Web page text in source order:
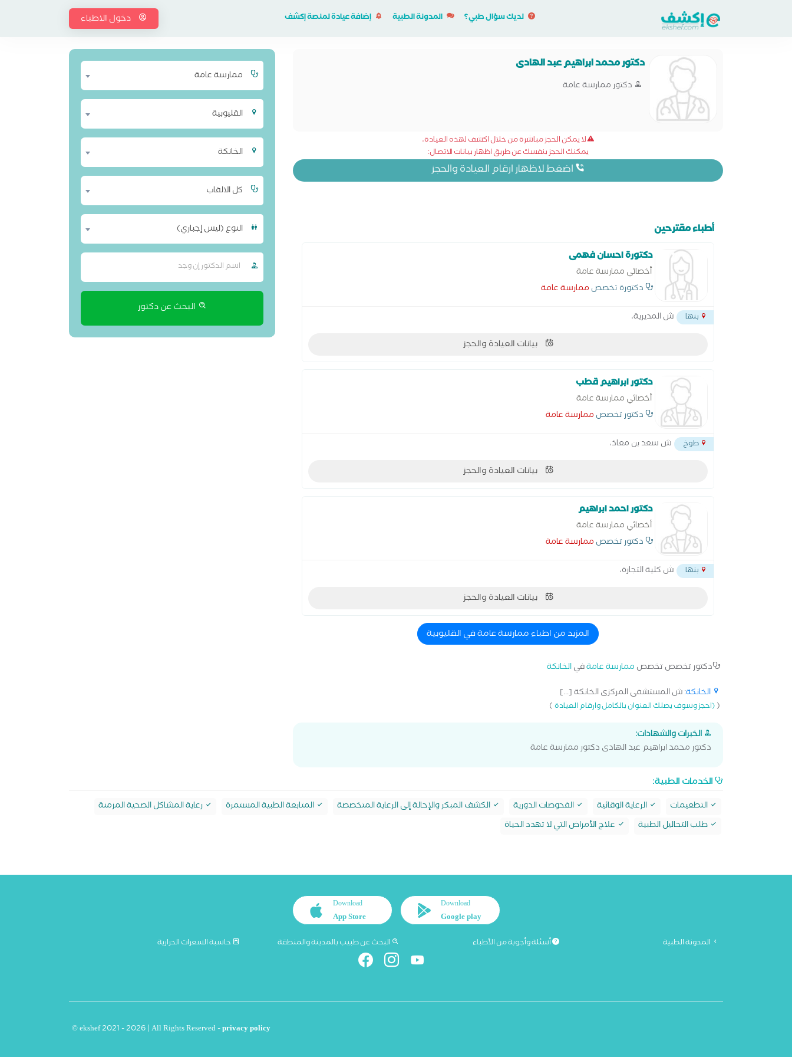
لديك سؤال طبي؟ المدونة الطبية إضافة عيادة لمنصة إكشف دخول الاطباء
دكتور محمد ابراهيم عبد الهادى
دكتور ممارسة عامة
لا يمكن الحجز مباشرة من خلال اكشف لهذه العيادة،
يمكنك الحجز بنفسك عن طريق اظهار بيانات الاتصال:
اضغط لاظهار ارقام العيادة والحجز
أطباء مقترحين
دكتورة احسان فهمى
أخصائي ممارسة عامة
دكتورة تخصص ممارسة عامة
بنها ش المديرية،
بيانات العيادة والحجز
دكتور ابراهيم قطب
أخصائي ممارسة عامة
دكتور تخصص ممارسة عامة
طوخ ش سعد بن معاذ،
بيانات العيادة والحجز
دكتور احمد ابراهيم
أخصائي ممارسة عامة
دكتور تخصص ممارسة عامة
بنها ش كلية التجارة،
بيانات العيادة والحجز
المزيد من اطباء ممارسة عامة في القليوبية
دكتور تخصص تخصص ممارسة عامةفيالخانكة
الخانكة: ش المستشفى المركزى الخانكة [...]
((احجز وسوف يصلك العنوان بالكامل وارقام العيادة)
الخبرات والشهادات:
دكتور محمد ابراهيم عبد الهادى دكتور ممارسة عامة
ممارسة عامة
القليوبية
الخانكة
كل الالقاب
النوع (ليس إجباري)
البحث عن دكتور
الخدمات الطبية:
التطعيمات الرعاية الوقائية الفحوصات الدورية الكشف المبكر والإحالة إلى الرعاية المتخصصة المتابعة الطبية المستمرة
رعاية المشاكل الصحية المزمنة
طلب التحاليل الطبية
علاج الأمراض التي لا تهدد الحياة
Download
Google play
Download
App Store
المدونة الطبية أسئلة وأجوبة من الأطباء البحث عن طبيب بالمدينة والمنطقة حاسبة السعرات الحرارية
© ekshef 2021 - 2026 | All Rights Reserved -privacy policy